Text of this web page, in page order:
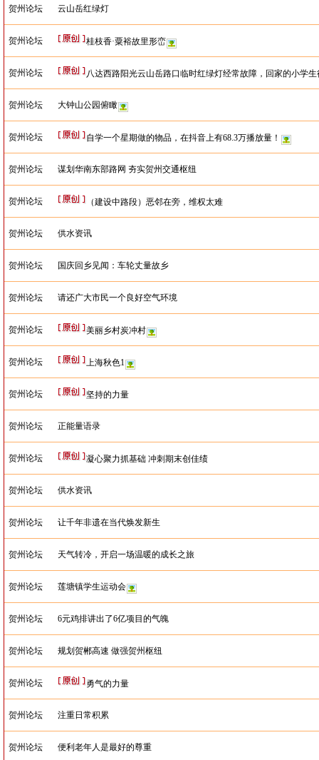
贺州论坛 云山岳红绿灯
贺州论坛 桂枝香·粟裕故里形峦
贺州论坛 八达西路阳光云山岳路口临时红绿灯经常故障，回家的小学生
贺州论坛 大钟山公园俯瞰
贺州论坛 自学一个星期做的物品，在抖音上有68.3万播放量！
贺州论坛 谋划华南东部路网 夯实贺州交通枢纽
贺州论坛 （建设中路段）恶邻在旁，维权太难
贺州论坛 供水资讯
贺州论坛 国庆回乡见闻：车轮丈量故乡
贺州论坛 请还广大市民一个良好空气环境
贺州论坛 美丽乡村炭冲村
贺州论坛 上海秋色1
贺州论坛 坚持的力量
贺州论坛 正能量语录
贺州论坛 凝心聚力抓基础 冲刺期末创佳绩
贺州论坛 供水资讯
贺州论坛 让千年非遗在当代焕发新生
贺州论坛 天气转冷，开启一场温暖的成长之旅
贺州论坛 莲塘镇学生运动会
贺州论坛 6元鸡排讲出了6亿项目的气魄
贺州论坛 规划贺郴高速 做强贺州枢纽
贺州论坛 勇气的力量
贺州论坛 注重日常积累
贺州论坛 便利老年人是最好的尊重